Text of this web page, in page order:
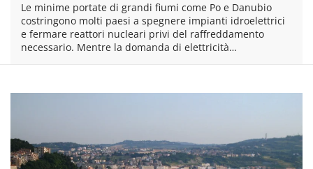
Le minime portate di grandi fiumi come Po e Danubio
costringono molti paesi a spegnere impianti idroelettrici
e fermare reattori nucleari privi del raffreddamento
necessario. Mentre la domanda di elettricità…